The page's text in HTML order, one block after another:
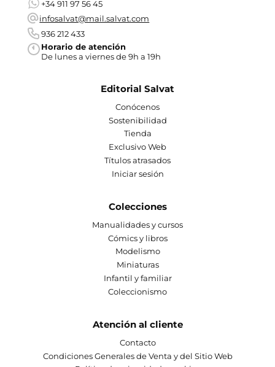
+34 911 97 56 45
infosalvat@mail.salvat.com
936 212 433
Horario de atención
De lunes a viernes de 9h a 19h
Editorial Salvat
Conócenos
Sostenibilidad
Tienda
Exclusivo Web
Títulos atrasados
Iniciar sesión
Colecciones
Manualidades y cursos
Cómics y libros
Modelismo
Miniaturas
Infantil y familiar
Coleccionismo
Atención al cliente
Contacto
Condiciones Generales de Venta y del Sitio Web